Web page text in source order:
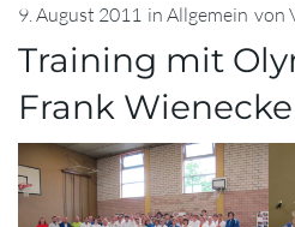
9. August 2011 in Allgemein von
Training mit
Frank Wienecke